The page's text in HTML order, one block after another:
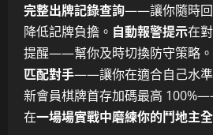
完整出牌記錄查詢——讓你隨時回
降低記牌負擔。 自動報警提示在
提醒——幫你及時切換防守策略
匹配對手——讓你在適合自己水準
新會員棋牌首存加碼最高
在一場場實戰中磨練你的鬥地主